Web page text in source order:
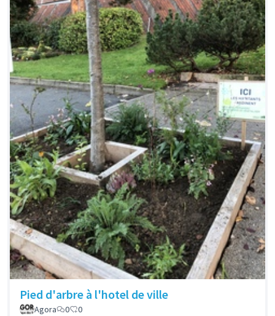
Pied d'arbre à l'hotel de ville
Agora 0 0